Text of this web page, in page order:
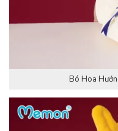
Bó Hoa